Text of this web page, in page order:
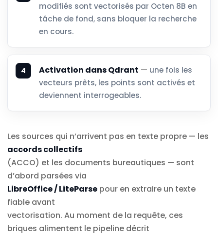
modifiés sont vectorisés par Octen 8B en
tâche de fond, sans bloquer la recherche
en cours.
Activation dans Qdrant — une fois les
vecteurs prêts, les points sont activés et
deviennent interrogeables.
Les sources qui n’arrivent pas en texte propre — les
accords collectifs
(ACCO) et les documents bureautiques — sont
d’abord parsées via
LibreOffice / LiteParse pour en extraire un texte
fiable avant
vectorisation. Au moment de la requête, ces
briques alimentent le pipeline décrit